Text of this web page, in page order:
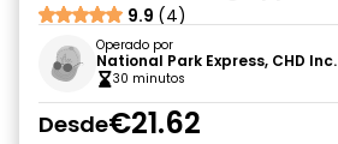
9.9 (4)
Operado por
National Park Express, CHD Inc.
30 minutos
Desde€21.62